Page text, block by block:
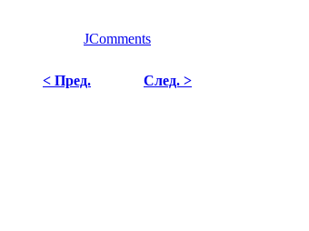
JComments
< Пред.
След. >